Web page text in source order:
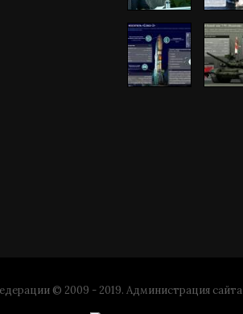
© 2009 - 2019. Администрация сайта